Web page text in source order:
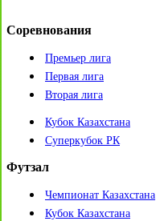
Соревнования
Премьер лига
Первая лига
Вторая лига
Кубок Казахстана
Суперкубок РК
Футзал
Чемпионат Казахстана
Кубок Казахстана